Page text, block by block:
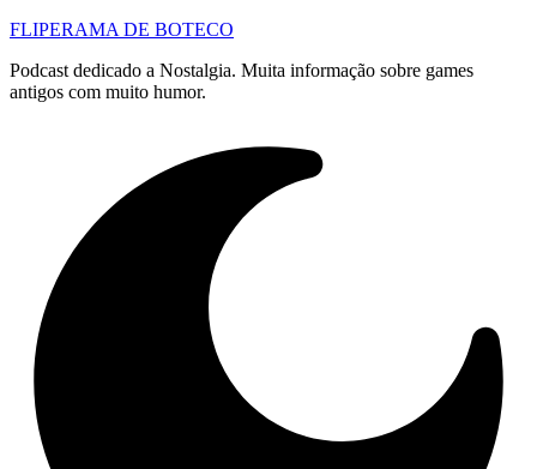
FLIPERAMA DE BOTECO
Podcast dedicado a Nostalgia. Muita informação sobre games
antigos com muito humor.